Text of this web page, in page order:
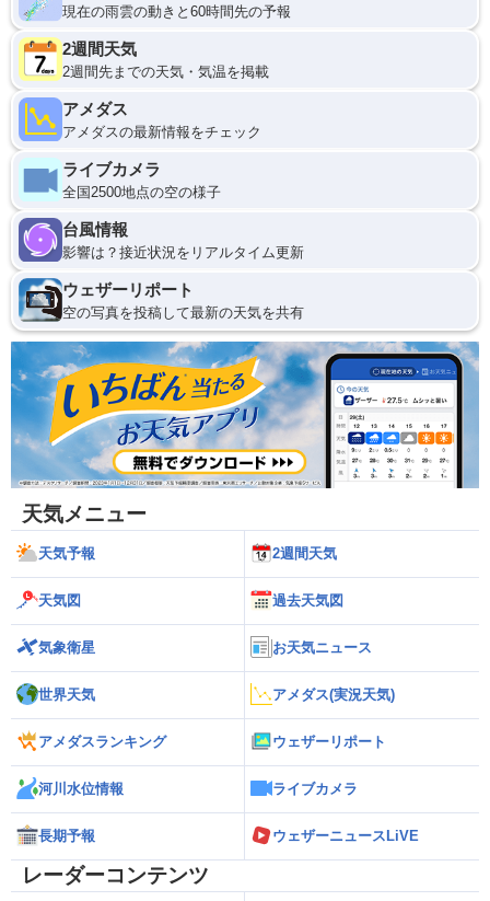
現在の雨雲の動きと60時間先の予報
2週間天気
2週間先までの天気・気温を掲載
アメダス
アメダスの最新情報をチェック
ライブカメラ
全国2500地点の空の様子
台風情報
影響は？接近状況をリアルタイム更新
ウェザーリポート
空の写真を投稿して最新の天気を共有
天気メニュー
天気予報 2週間天気
天気図 過去天気図
気象衛星 お天気ニュース
世界天気 アメダス(実況天気)
アメダスランキング ウェザーリポート
河川水位情報 ライブカメラ
長期予報 ウェザーニュースLiVE
レーダーコンテンツ